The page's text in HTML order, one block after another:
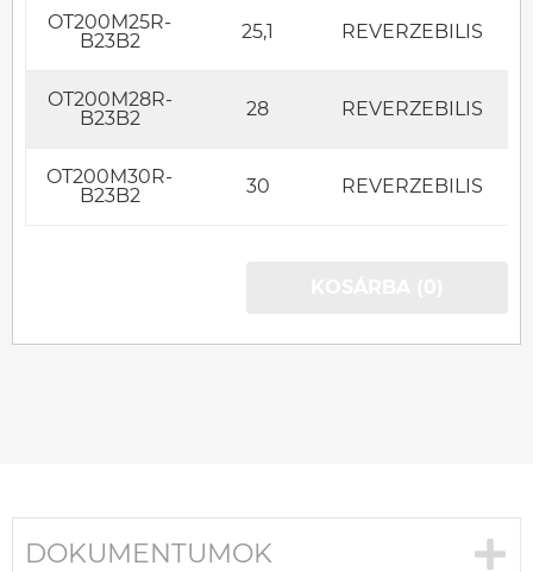
OT200M25R-
B23B2
25,1 REVERZEBILIS
OT200M28R-
B23B2
28 REVERZEBILIS
OT200M30R-
B23B2
30 REVERZEBILIS
DOKUMENTUMOK